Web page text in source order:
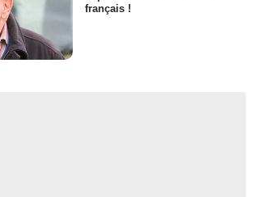
français !